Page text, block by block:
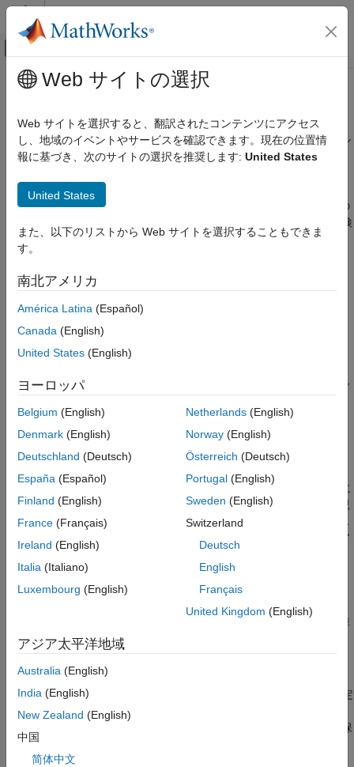
コンテンツへスキップ
オフキャンバス ナビゲーション メ
ドキュメンテーションのホーム
プログラミング
ファイルとフォルダー
MATLAB 検索パスとは
検索パス上の userpath フォルダー
検索パス上にファイルとフォルダーがあるか
どうかの確認
検索パスとシステム パスの違い
MATLAB 検索パスの保存
参考
メインコンテンツ
MATLAB 検索パスとは
MATLAB 検索パスは、ファイル システムにあるすべてのフォル
ダーのサブセットです。MATLAB では検索パスを使用して、
検索パス上のフォルダーの順序は重要です。検索パス上の複数の
フォルダーに同じ名前のファイルが存在する場合、MATLAB は検
索パスの最上位に一番近いフォルダーのファイルを使用します。
既定の設定では、検索パス上には次のものがあります。
MATLABuserpathフォルダー。起動時に検索パスに追加さ
環境変数MATLABPATH
MATLAB や他の MathWorks 製品により提供されるフォルダ
matlabroot matlabroot
ると表示されるフォルダー)。
および
resources
フォルダーは、検索パスの一部として明示的に
指定できない特殊なフォルダーです。特殊フォルダーは、その親
フォルダーがパスの一部として指定されると、暗黙的に検索パス
に追加されます。特殊フォルダー内のファイルやフォルダーにア
クセスするには、その親フォルダーをパスに追加しなければなり
ません。
とができます。検索パスへのファイル追加の詳細については、
検
索パス上のフォルダーの変更
検索パス上の userpath フォルダー
userpathフォルダーは検索パス上の最初のフォルダーです。既定
では、MATLAB が起動時に
加します。このフォルダーは、MATLAB で使用するファイルを保
存する場所として便利です。
Web サイトの選択
Web サイトを選択すると、翻訳されたコンテンツにアクセス
し、地域のイベントやサービスを確認できます。現在の位置情
報に基づき、次のサイトの選択を推奨します: United States
United States
また、以下のリストから Web サイトを選択することもできま
す。
南北アメリカ
América Latina (Español)
Canada (English)
United States (English)
ヨーロッパ
Belgium (English)
Denmark (English)
Deutschland (Deutsch)
España (Español)
Finland (English)
France (Français)
Ireland (English)
Italia (Italiano)
Luxembourg (English)
Netherlands(English)
Norway(English)
Österreich (Deutsch)
Portugal(English)
Sweden (English)
Switzerland
Deutsch
English
Français
United Kingdom (English)
アジア太平洋地域
Australia (English)
India (English)
New Zealand (English)
中国
简体中文